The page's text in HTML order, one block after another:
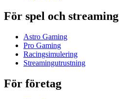
För spel och streaming
Astro Gaming
Pro Gaming
Racingsimulering
Streamingutrustning
För företag